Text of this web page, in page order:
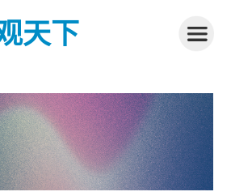
天下